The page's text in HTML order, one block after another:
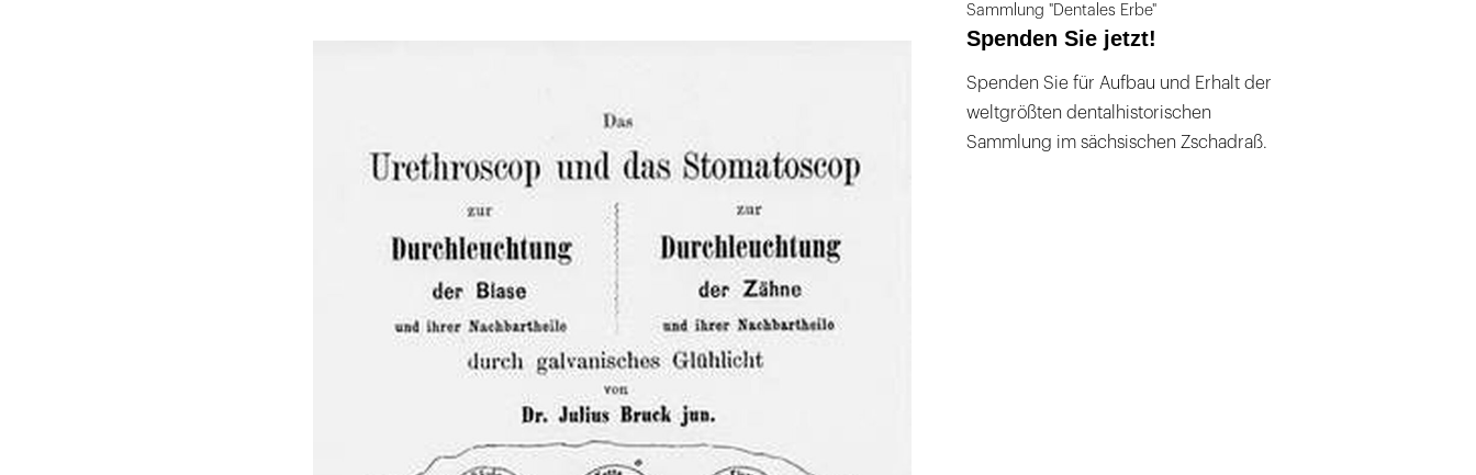
Sammlung "Dentales Erbe"
Spenden Sie jetzt!
Spenden Sie für Aufbau und Erhalt der
weltgrößten dentalhistorischen
Sammlung im sächsischen Zschadraß.